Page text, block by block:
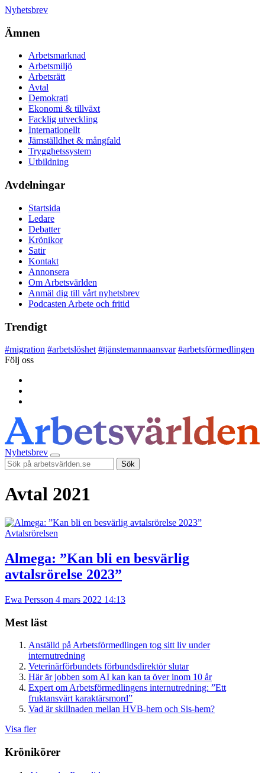
Nyhetsbrev
Ämnen
Arbetsmarknad
Arbetsmiljö
Arbetsrätt
Avtal
Demokrati
Ekonomi & tillväxt
Facklig utveckling
Internationellt
Jämställdhet & mångfald
Trygghetssystem
Utbildning
Avdelningar
Startsida
Ledare
Debatter
Krönikor
Satir
Kontakt
Annonsera
Om Arbetsvärlden
Anmäl dig till vårt nyhetsbrev
Podcasten Arbete och fritid
Trendigt
#migration #arbetslöshet #tjänstemannaansvar #arbetsförmedlingen
Följ oss
Nyhetsbrev
Sök
Avtal 2021
Avtalsrörelsen
Almega: ”Kan bli en besvärlig
avtalsrörelse 2023”
Ewa Persson 4 mars 2022 14:13
Mest läst
Anställd på Arbetsförmedlingen tog sitt liv under
internutredning
Veterinärförbundets förbundsdirektör slutar
Här är jobben som AI kan kan ta över inom 10 år
Expert om Arbetsförmedlingens internutredning: ”Ett
fruktansvärt karaktärsmord”
Vad är skillnaden mellan HVB-hem och Sis-hem?
Visa fler
Krönikörer